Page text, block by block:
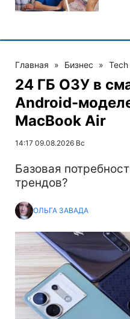
Главная » Бизнес » Tech
24 ГБ ОЗУ в
Android-
MacBook Air
14:17 09.08.2026 Вс
Базовая
трендов?
ОЛЬГА ЗАВАДА